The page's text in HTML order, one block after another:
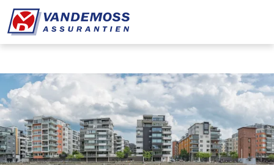
Overslaan en naar de inhoud gaan